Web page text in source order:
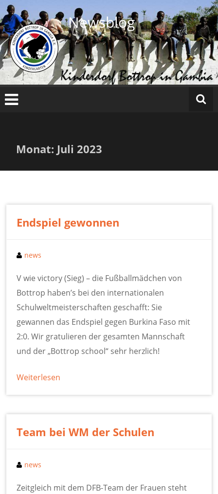
Zum
Inhalt
springen
Newsblog
Monat: Juli 2023
Endspiel gewonnen
news
V wie victory (Sieg) – die Fußballmädchen von
Bottrop haben’s bei den internationalen
Schulweltmeisterschaften geschafft: Sie
gewannen das Endspiel gegen Burkina Faso mit
2:0. Wir gratulieren der gesamten Mannschaft
und der „Bottrop school“ sehr herzlich!
Weiterlesen
Team bei WM der Schulen
news
Zeitgleich mit dem DFB-Team der Frauen steht